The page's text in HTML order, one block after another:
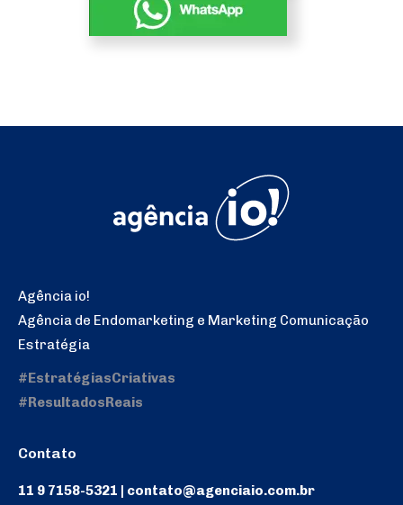
Agência io!
Agência de Endomarketing e Marketing Comunicação
Estratégia
#EstratégiasCriativas
#ResultadosReais
Contato
11 9 7158-5321 | contato@agenciaio.com.br